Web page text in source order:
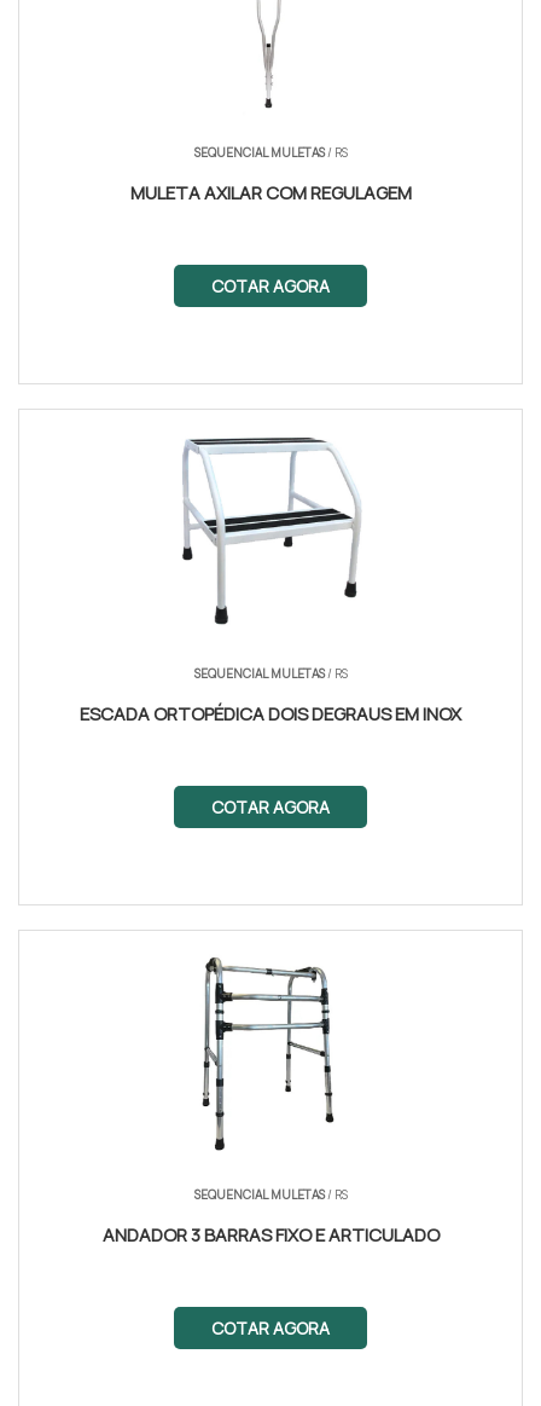
SEQUENCIAL MULETAS/ RS
MULETA AXILAR COM REGULAGEM
COTAR AGORA
SEQUENCIAL MULETAS/ RS
ESCADA ORTOPÉDICA DOIS DEGRAUS EM INOX
COTAR AGORA
SEQUENCIAL MULETAS/ RS
ANDADOR 3 BARRAS FIXO E ARTICULADO
COTAR AGORA